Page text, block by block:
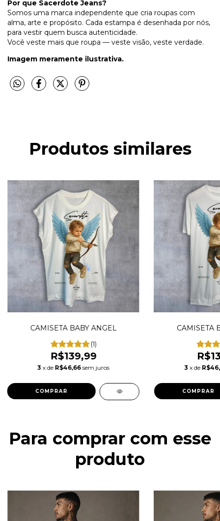
Por que Sacerdote Jeans?
Somos uma marca independente que cria roupas com
alma, arte e propósito. Cada estampa é desenhada por nós,
para vestir quem busca autenticidade.
Você veste mais que roupa — veste visão, veste verdade.
Imagem meramente ilustrativa.
Produtos similares
CAMISETA BABY ANGEL
(1)
R$139,99
3 x de R$46,66 sem juros
COMPRAR
CAMISETA
3 x de
COMPRAR
Para comprar com esse
produto